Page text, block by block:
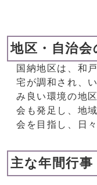
地区・自治会
国納地区は、和
宅が調和され、
み良い環境の地
会も発足し、地
会を目指し、日
主な年間行事